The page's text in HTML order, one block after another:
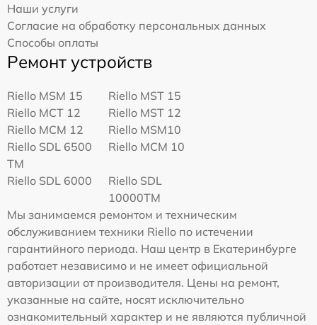
Наши услуги
Согласие на обработку персональных данных
Способы оплаты
Ремонт устройств
Riello MSM 15
Riello MST 15
Riello MCT 12
Riello MST 12
Riello MCM 12
Riello MSM10
Riello SDL 6500
TM
Riello MCM 10
Riello SDL 6000
Riello SDL
10000TM
Мы занимаемся ремонтом и техническим
обслуживанием техники Riello по истечении
гарантийного периода. Наш центр в Екатеринбурге
работает независимо и не имеет официальной
авторизации от производителя. Цены на ремонт,
указанные на сайте, носят исключительно
ознакомительный характер и не являются публичной